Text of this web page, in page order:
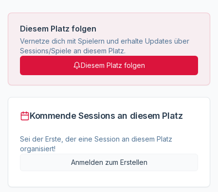
Diesem Platz folgen
Vernetze dich mit Spielern und erhalte Updates über
Sessions/Spiele an diesem Platz.
Diesem Platz folgen
Kommende Sessions an diesem Platz
Sei der Erste, der eine Session an diesem Platz
organisiert!
Anmelden zum Erstellen